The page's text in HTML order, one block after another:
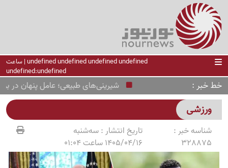
undefined undefined undefined undefined | ساعت
undefined:undefined
خط خبر شیرینی‌های طبیعی؛ عامل پنهان در
ورزشی
شناسه خبر :
328875
تاریخ انتشار :سه‌شنبه
1405/04/16 ساعت 01:04